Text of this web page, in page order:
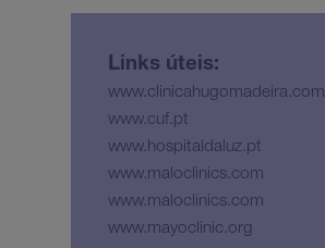
Links úteis:
www.clinicahugomadeira.com
www.cuf.pt
www.hospitaldaluz.pt
www.maloclinics.com
www.maloclinics.com
www.mayoclinic.org